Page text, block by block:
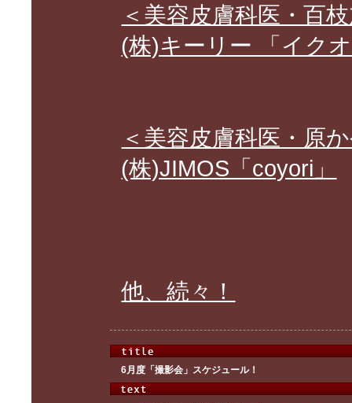
＜美容皮膚科医・百
(株)キーリー 「イク
＜美容皮膚科医・原
(株)JIMOS「coyori」
他、続々！
6月度「撮影会」スケジュール！